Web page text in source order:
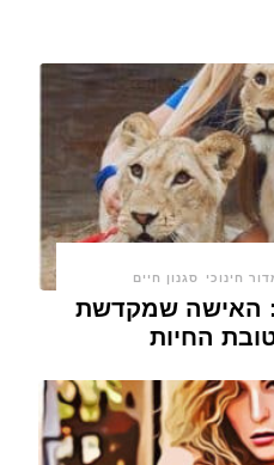
חינוכי סגנון חיים
האישה שמקדשת
החיות